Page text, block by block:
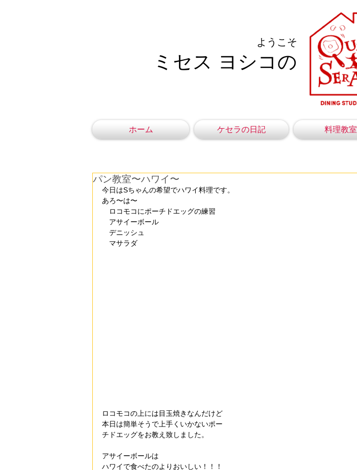
ようこそ
ミセス ヨシコの
ホーム ケセラの日記 料理教室
パン教室〜ハワイ〜
今日はSちゃんの希望でハワイ料理です。
あろ〜は〜
ロコモコにポーチドエッグの練習
アサイーボール
デニッシュ
マサラダ
ロコモコの上には目玉焼きなんだけど
本日は簡単そうで上手くいかないポー
チドエッグをお教え致しました。
アサイーボールは
ハワイで食べたのよりおいしい！！！